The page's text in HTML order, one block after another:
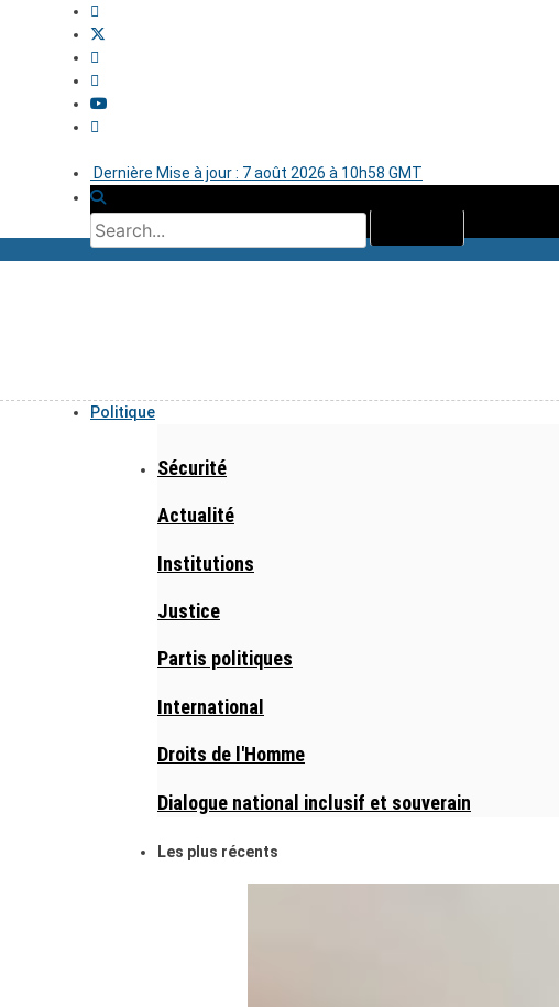
Dernière Mise à jour : 7 août 2026 à 10h58 GMT
Politique
Sécurité
Actualité
Institutions
Justice
Partis politiques
International
Droits de l'Homme
Dialogue national inclusif et souverain
Les plus récents